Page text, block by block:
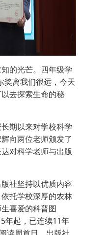
的光芒。四年级学
奖离我们很远，今天
去探索生命的秘
期以来对学校科学
向两位老师颁发了
对科学老师与出版
社坚持以优质内容
托学校深厚的农林
喜爱的科普图
年起，已连续11年